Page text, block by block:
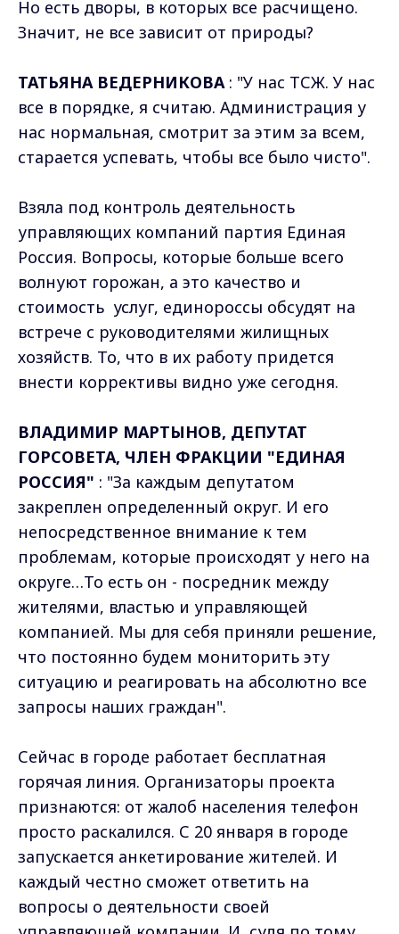
Но есть дворы, в которых все расчищено.
Значит, не все зависит от природы?
ТАТЬЯНА ВЕДЕРНИКОВА : "У нас ТСЖ. У нас
все в порядке, я считаю. Администрация у
нас нормальная, смотрит за этим за всем,
старается успевать, чтобы все было чисто".
Взяла под контроль деятельность
управляющих компаний партия Единая
Россия. Вопросы, которые больше всего
волнуют горожан, а это качество и
стоимость услуг, единороссы обсудят на
встрече с руководителями жилищных
хозяйств. То, что в их работу придется
внести коррективы видно уже сегодня.
ВЛАДИМИР МАРТЫНОВ, ДЕПУТАТ
ГОРСОВЕТА, ЧЛЕН ФРАКЦИИ "ЕДИНАЯ
РОССИЯ" : "За каждым депутатом
закреплен определенный округ. И его
непосредственное внимание к тем
проблемам, которые происходят у него на
округе…То есть он - посредник между
жителями, властью и управляющей
компанией. Мы для себя приняли решение,
что постоянно будем мониторить эту
ситуацию и реагировать на абсолютно все
запросы наших граждан".
Сейчас в городе работает бесплатная
горячая линия. Организаторы проекта
признаются: от жалоб населения телефон
просто раскалился. С 20 января в городе
запускается анкетирование жителей. И
каждый честно сможет ответить на
вопросы о деятельности своей